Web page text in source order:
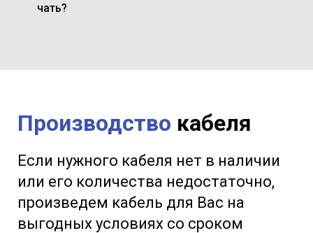
чать?
Производство кабеля
Если нужного кабеля нет в наличии
или его количества недостаточно,
произведем кабель для Вас на
выгодных условиях со сроком